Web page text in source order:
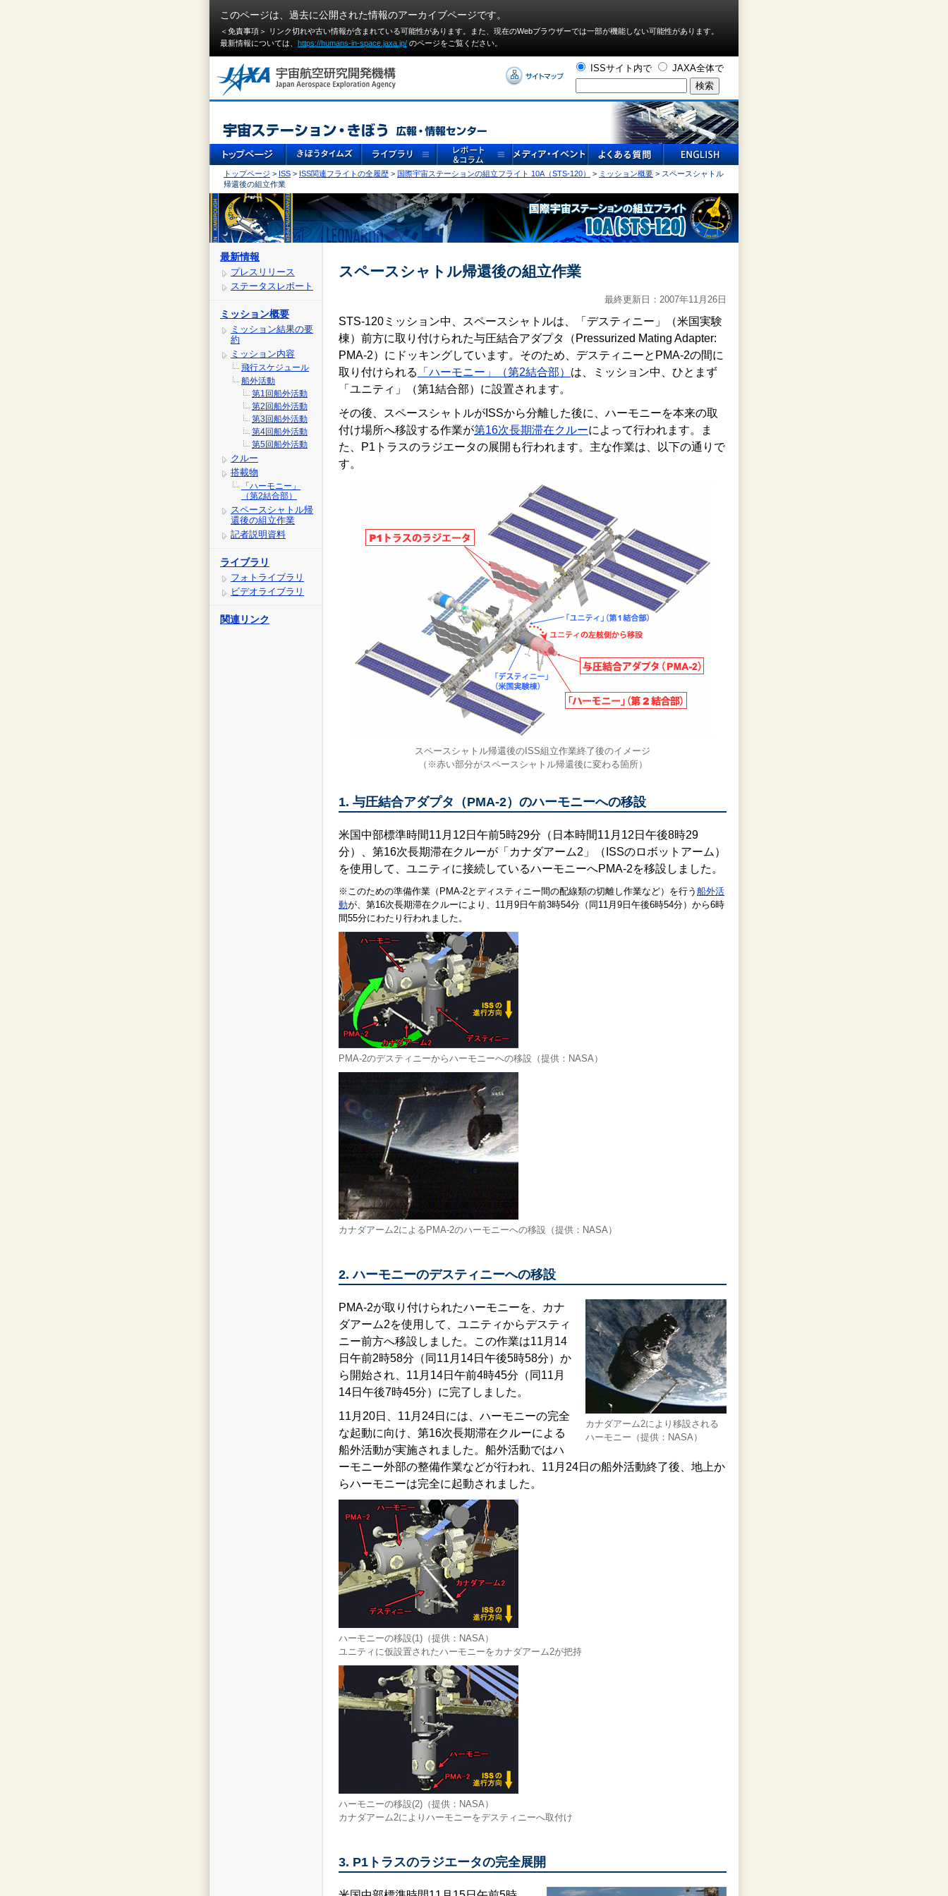
このページは、過去に公開された情報のアーカイブページです。
＜免責事項＞ リンク切れや古い情報が含まれている可能性があります。また、現在のWebブラウザーでは⼀部が機能しない可能性があります。
最新情報については、 https://humans-in-space.jaxa.jp/ のページをご覧ください。
ISSサイト内で JAXA全体で
トップページ > ISS > ISS関連フライトの全履歴 > 国際宇宙ステーションの組立フライト 10A（STS-120） > ミッション概要 > スペースシャトル
帰還後の組立作業
最新情報
プレスリリース
ステータスレポート
ミッション概要
ミッション結果の要
約
ミッション内容
飛行スケジュール
船外活動
第1回船外活動
第2回船外活動
第3回船外活動
第4回船外活動
第5回船外活動
クルー
搭載物
「ハーモニー」
（第2結合部）
スペースシャトル帰
還後の組立作業
記者説明資料
ライブラリ
フォトライブラリ
ビデオライブラリ
関連リンク
スペースシャトル帰還後の組立作業
最終更新日：2007年11月26日
STS-120ミッション中、スペースシャトルは、「デスティニー」（米国実験
棟）前方に取り付けられた与圧結合アダプタ（Pressurized Mating Adapter:
PMA-2）にドッキングしています。そのため、デスティニーとPMA-2の間に
取り付けられる
「ハーモニー」（第2結合部） は、ミッション中、ひとまず
「ユニティ」（第1結合部）に設置されます。
その後、スペースシャトルがISSから分離した後に、ハーモニーを本来の取
付け場所へ移設する作業が第16次長期滞在クルーによって行われます。ま
た、P1トラスのラジエータの展開も行われます。主な作業は、以下の通りで
す。
スペースシャトル帰還後のISS組立作業終了後のイメージ
（※赤い部分がスペースシャトル帰還後に変わる箇所）
1. 与圧結合アダプタ（PMA-2）のハーモニーへの移設
米国中部標準時間11月12日午前5時29分（日本時間11月12日午後8時29
分）、第16次長期滞在クルーが「カナダアーム2」（ISSのロボットアーム）
を使用して、ユニティに接続しているハーモニーへPMA-2を移設しました。
※このための準備作業（PMA-2とディスティニー間の配線類の切離し作業など）を行う 船外活
動が、第16次長期滞在クルーにより、11月9日午前3時54分（同11月9日午後6時54分）から6時
間55分にわたり行われました。
PMA-2のデスティニーからハーモニーへの移設（提供：NASA）
カナダアーム2によるPMA-2のハーモニーへの移設（提供：NASA）
2. ハーモニーのデスティニーへの移設
カナダアーム2により移設される
ハーモニー（提供：NASA）
PMA-2が取り付けられたハーモニーを、カナ
ダアーム2を使用して、ユニティからデスティ
ニー前方へ移設しました。この作業は11月14
日午前2時58分（同11月14日午後5時58分）か
ら開始され、11月14日午前4時45分（同11月
14日午後7時45分）に完了しました。
11月20日、11月24日には、ハーモニーの完全
な起動に向け、第16次長期滞在クルーによる
船外活動が実施されました。船外活動ではハ
ーモニー外部の整備作業などが行われ、11月24日の船外活動終了後、地上か
らハーモニーは完全に起動されました。
ハーモニーの移設(1)（提供：NASA）
ユニティに仮設置されたハーモニーをカナダアーム2が把持
ハーモニーの移設(2)（提供：NASA）
カナダアーム2によりハーモニーをデスティニーへ取付け
3. P1トラスのラジエータの完全展開